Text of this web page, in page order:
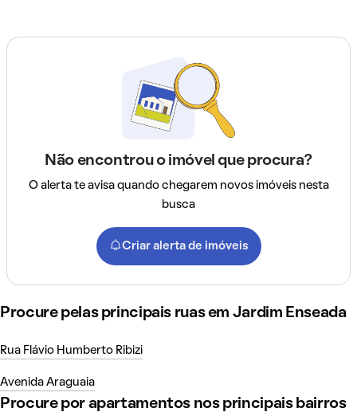
Não encontrou o imóvel que procura?
O alerta te avisa quando chegarem novos imóveis nesta
busca
Criar alerta de imóveis
Procure pelas principais ruas em Jardim Enseada
Rua Flávio Humberto Ribizi
Avenida Araguaia
Procure por apartamentos nos principais bairros